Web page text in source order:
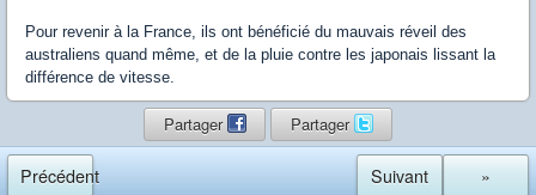
Pour revenir à la France, ils ont bénéficié du mauvais réveil des
australiens quand même, et de la pluie contre les japonais lissant la
différence de vitesse.
Partager Partager
Précédent »
Suivant